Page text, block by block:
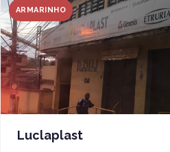
ARMARINHO
Luclaplast